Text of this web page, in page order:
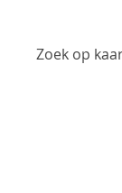
Zoek op